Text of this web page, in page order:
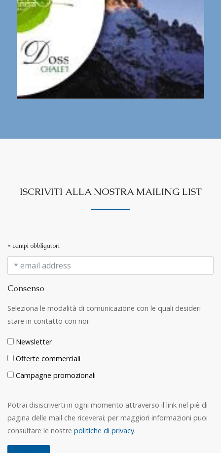
ISCRIVITI ALLA NOSTRA MAILING LIST
* campi obbligatori
Consenso
Seleziona le modalità di comunicazione con le quali desideri
stare in contatto con noi:
Newsletter
Offerte commerciali
Campagne promozionali
Potrai disiscriverti in ogni momento attraverso il link nel piè di
pagina delle mail che riceverai; per maggiori informazioni puoi
consultare le nostre politiche di privacy.